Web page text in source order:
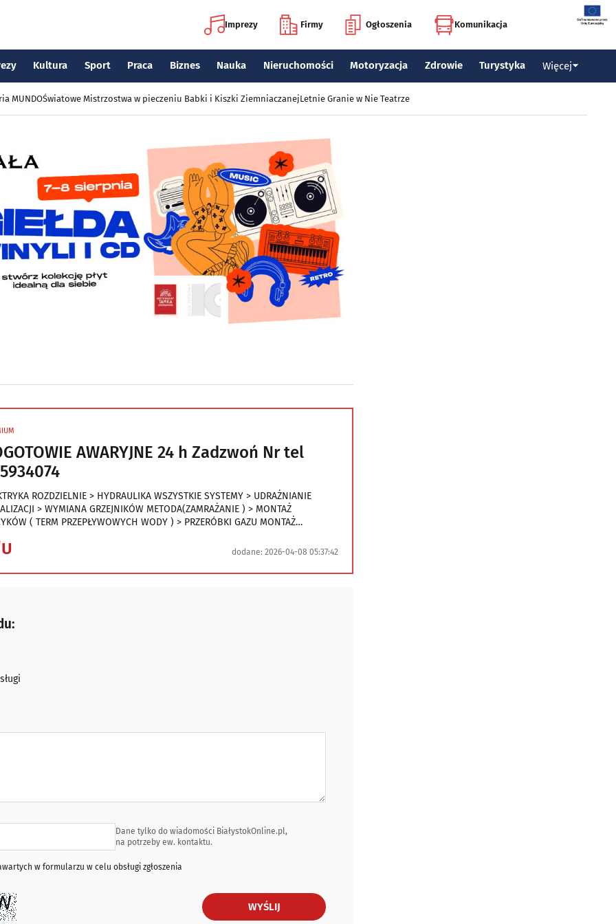
Imprezy Firmy Ogłoszenia Komunikacja
Kultura Sport Praca Biznes Nauka Nieruchomości Motoryzacja Zdrowie Turystyka Więcej
MUNDOŚwiatowe Mistrzostwa w pieczeniu Babki i Kiszki ZiemniaczanejLetnie Granie w Nie Teatrze
AWARYJNE 24 h Zadzwoń Nr tel
ROZDZIELNIE > HYDRAULIKA WSZYSTKIE SYSTEMY > UDRAŻNIANIE
> WYMIANA GRZEJNIKÓW METODA(ZAMRAŻANIE ) > MONTAŻ
( TERM PRZEPŁYWOWYCH WODY ) > PRZERÓBKI GAZU MONTAŻ
505 934 074
dodane: 2026-04-08 05:37:42
Dane tylko do wiadomości BiałystokOnline.pl,
na potrzeby ew. kontaktu.
w formularzu w celu obsługi zgłoszenia
WYŚLIJ